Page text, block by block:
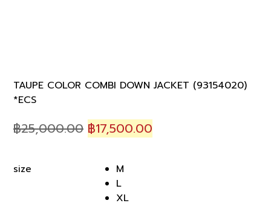
TAUPE COLOR COMBI DOWN JACKET (93154020)
*ECS
฿25,000.00 Original
was:
฿25,000.00.
฿17,500.00
size
M
L
XL